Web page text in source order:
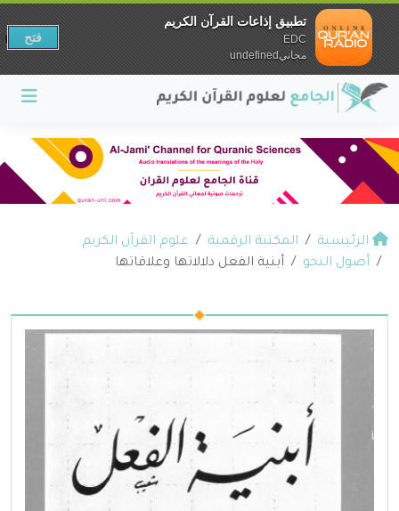
الرئيسية المكتبة الرقمية
علوم القرآن الكريم
أصول النحو
أبنية الفعل دلالاتها وعلاقاتها
تطبيق إذاعات القرآن الكريم
EDC
مجانيundefined
فتح